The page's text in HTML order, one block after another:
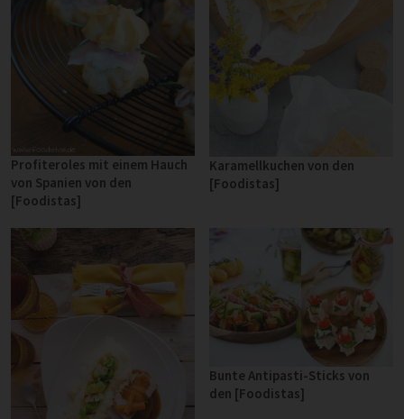
Profiteroles mit einem Hauch
von Spanien von den
[Foodistas]
Karamellkuchen von den
[Foodistas]
Bunte Antipasti-Sticks von
den [Foodistas]